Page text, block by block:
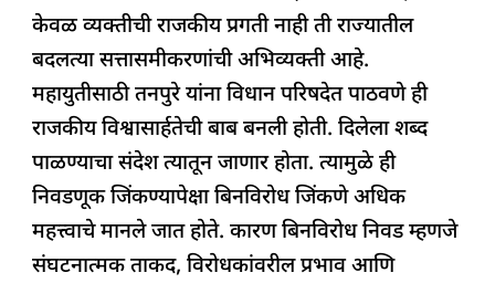
केवळ व्यक्तीची राजकीय प्रगती नाही ती राज्यातील
बदलत्या सत्तासमीकरणांची अभिव्यक्ती आहे.
महायुतीसाठी तनपुरे यांना विधान परिषदेत पाठवणे ही
राजकीय विश्वासार्हतेची बाब बनली होती. दिलेला शब्द
पाळण्याचा संदेश त्यातून जाणार होता. त्यामुळे ही
निवडणूक जिंकण्यापेक्षा बिनविरोध जिंकणे अधिक
महत्त्वाचे मानले जात होते. कारण बिनविरोध निवड म्हणजे
संघटनात्मक ताकद, विरोधकांवरील प्रभाव आणि